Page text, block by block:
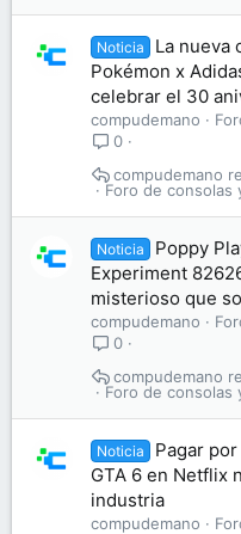
Noticia
La nueva
Pokémon x
celebrar el 30
compudemano
0
Foro de consolas
compudemano
Noticia
Poppy
Experiment
misterioso que
compudemano
0
Foro de consolas
compudemano
Noticia
Pagar
GTA 6 en Netflix
industria
compudemano